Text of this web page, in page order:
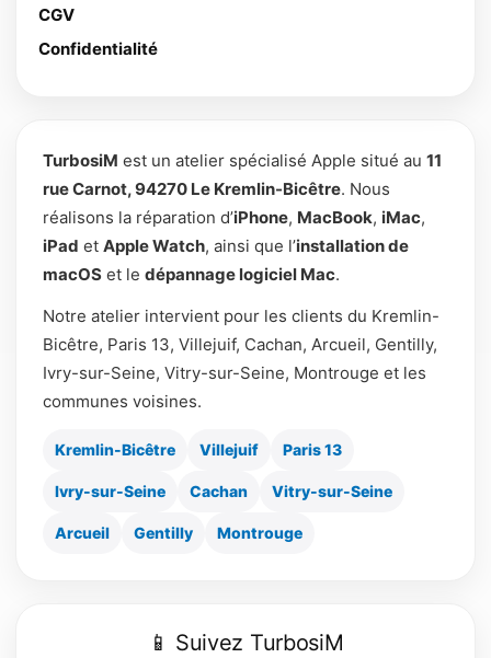
CGV
Confidentialité
TurbosiM est un atelier spécialisé Apple situé au 11
rue Carnot, 94270 Le Kremlin-Bicêtre. Nous
réalisons la réparation d’iPhone, MacBook, iMac,
iPad et Apple Watch, ainsi que l’installation de
macOS et le dépannage logiciel Mac.
Notre atelier intervient pour les clients du Kremlin-
Bicêtre, Paris 13, Villejuif, Cachan, Arcueil, Gentilly,
Ivry-sur-Seine, Vitry-sur-Seine, Montrouge et les
communes voisines.
Kremlin-Bicêtre Villejuif Paris 13
Ivry-sur-Seine Cachan Vitry-sur-Seine
Arcueil Gentilly Montrouge
📱 Suivez TurbosiM